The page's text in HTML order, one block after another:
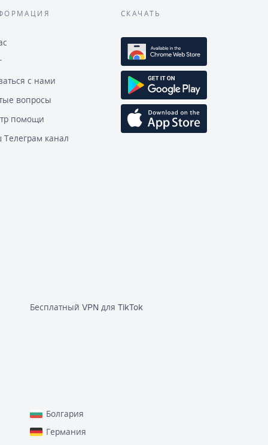
с нами
вопросы
помощи
канал
СКАЧАТЬ
Бесплатный VPN для TikTok
Болгария
Германия